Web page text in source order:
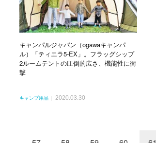
キャンパルジャパン（ogawaキャンパ
ル）「ティエラ5-EX」。フラッグシップ
2ルームテントの圧倒的広さ、機能性に衝
撃
キャンプ用品 2020.03.30